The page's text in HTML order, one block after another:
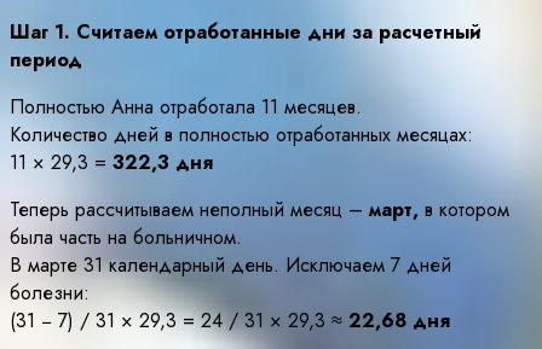
Шаг 1. Считаем отработанные дни за расчетный
период
Полностью Анна отработала 11 месяцев.
Количество дней в полностью отработанных месяцах:
11 × 29,3 = 322,3 дня
Теперь рассчитываем неполный месяц – март, в котором
была часть на больничном.
В марте 31 календарный день. Исключаем 7 дней
болезни:
(31 − 7) / 31 × 29,3 = 24 / 31 × 29,3 ≈ 22,68 дня